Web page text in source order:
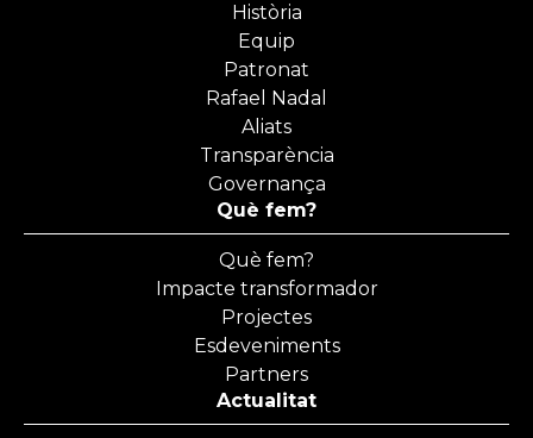
Història
Equip
Patronat
Rafael Nadal
Aliats
Transparència
Governança
Què fem?
Què fem?
Impacte transformador
Projectes
Esdeveniments
Partners
Actualitat